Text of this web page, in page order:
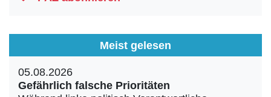
Meist gelesen
05.08.2026
Gefährlich falsche Prioritäten